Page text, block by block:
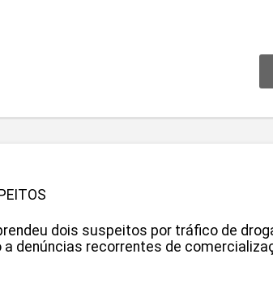
dois suspeitos por tráfico de
a denúncias recorrentes de